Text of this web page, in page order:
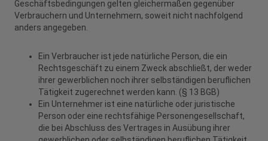
Geschäftsbedingungen gelten gleichermaßen gegenüber
Verbrauchern und Unternehmern, soweit nicht nachfolgend
anders angegeben.
Ein Verbraucher ist jede natürliche Person, die ein
Rechtsgeschäft zu einem Zweck abschließt, der weder
ihrer gewerblichen noch ihrer selbständigen beruflichen
Tätigkeit zugerechnet werden kann. (§ 13 BGB)
Ein Unternehmer ist eine natürliche oder juristische
Person oder eine rechtsfähige Personengesellschaft,
die bei Abschluss des Vertrages in Ausübung ihrer